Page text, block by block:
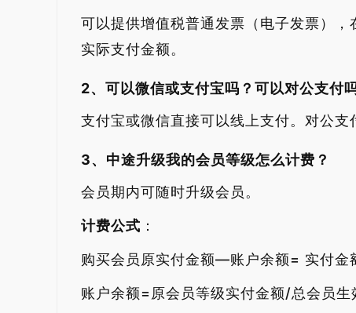
可以提供增值税普通发票（电子发票）
实际支付金额。
2、可以微信或支付宝吗？可以对公支付
支付宝或微信直接可以线上支付。对公支
3、中途升级我的会员等级怎么计费？
会员期内可随时升级会员。
计费公式 ：
购买会员原实付金额—账户余额= 实付金
账户余额=原会员等级实付金额/总会员